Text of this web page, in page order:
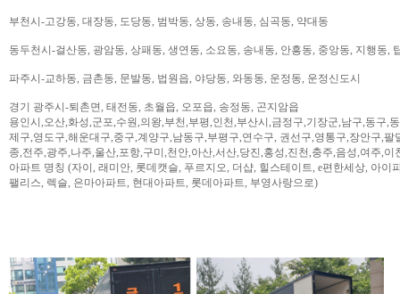
부천시-고강동, 대장동, 도당동, 범박동, 상동, 송내동, 심곡동, 약대동
동두천시-걸산동, 광암동, 상패동, 생연동, 소요동, 송내동, 안흥동, 중앙동, 지행동,
파주시-교하동, 금촌동, 문발동, 법원읍, 야당동, 와동동, 운정동, 운정신도시
경기 광주시-퇴촌면, 태전동, 초월읍, 오포읍, 송정동, 곤지암읍
용인시,오산,화성,군포,수원,의왕,부천,부평,인천,부산시,금정구,기장군,남구,동구,
제구,영도구,해운대구,중구,계양구,남동구,부평구,연수구, 권선구,영통구,장안구,
종,전주,광주,나주,울산,포항,구미,천안,아산,서산,당진,홍성,진천,충주,음성,여주,이
아파트 명칭 (자이, 래미안, 롯데캣슬, 푸르지오, 더샵, 힐스테이트, e편한세상, 아이
팰리스, 렉슬, 은마아파트, 현대아파트, 롯데아파트, 부영사랑으로)